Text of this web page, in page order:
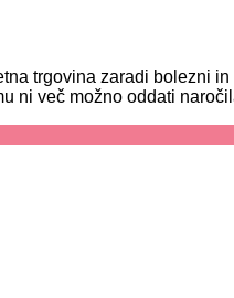
trgovina zaradi bolezni
ni več možno oddati